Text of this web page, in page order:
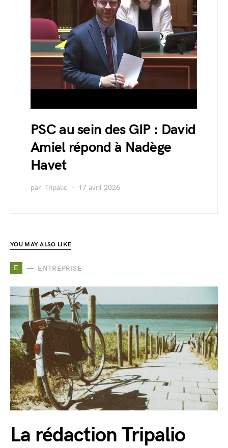
PSC au sein des GIP : David
Amiel répond à Nadège
Havet
par Tripalio 17 avril 2026
YOU MAY ALSO LIKE
E ENTREPRISE
La rédaction Tripalio